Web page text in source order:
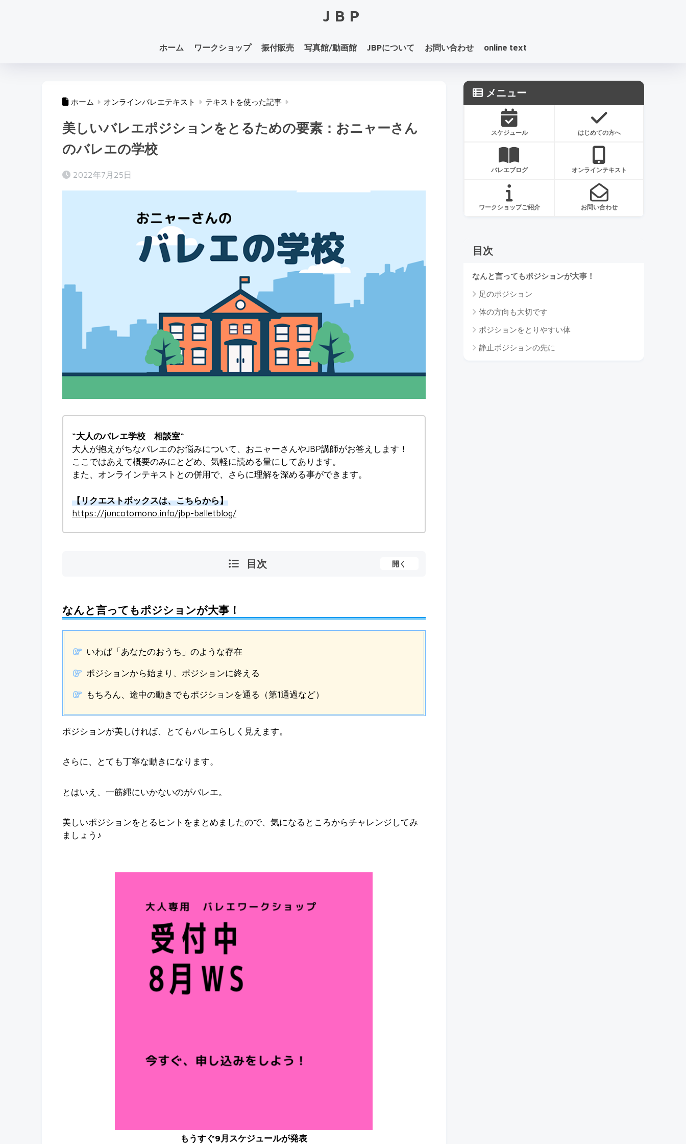
JBP
ホーム ワークショップ 振付販売 写真館/動画館 JBPについて お問い合わせ online text
ホーム オンラインバレエテキスト テキストを使った記事
美しいバレエポジションをとるための要素：おニャーさん
のバレエの学校
2022年7月25日
“大人のバレエ学校 相談室“
大人が抱えがちなバレエのお悩みについて、おニャーさんやJBP講師がお答えします！
ここではあえて概要のみにとどめ、気軽に読める量にしてあります。
また、オンラインテキストとの併用で、さらに理解を深める事ができます。
【リクエストボックスは、こちらから】
https://juncotomono.info/jbp-balletblog/
目次 開く
なんと言ってもポジションが大事！
いわば「あなたのおうち」のような存在
ポジションから始まり、ポジションに終える
もちろん、途中の動きでもポジションを通る（第1通過など）
ポジションが美しければ、とてもバレエらしく見えます。
さらに、とても丁寧な動きになります。
とはいえ、一筋縄にいかないのがバレエ。
美しいポジションをとるヒントをまとめましたので、気になるところからチャレンジしてみ
ましょう♪
もうすぐ9月スケジュールが発表
メニュー
スケジュール はじめての方へ
バレエブログ オンラインテキスト
ワークショップご紹介 お問い合わせ
目次
なんと言ってもポジションが大事！
足のポジション
体の方向も大切です
ポジションをとりやすい体
静止ポジションの先に